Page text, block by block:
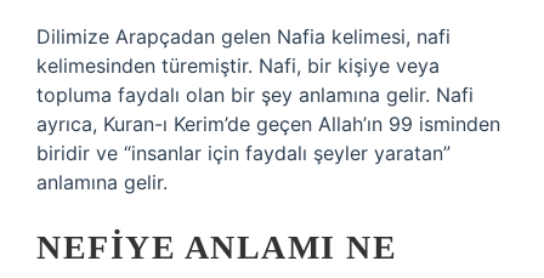
Dilimize Arapçadan gelen Nafia kelimesi, nafi
kelimesinden türemiştir. Nafi, bir kişiye veya
topluma faydalı olan bir şey anlamına gelir. Nafi
ayrıca, Kuran-ı Kerim’de geçen Allah’ın 99 isminden
biridir ve “insanlar için faydalı şeyler yaratan”
anlamına gelir.
NEFIYE ANLAMI NE